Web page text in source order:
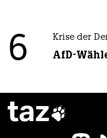
6 Krise der
AfD-
taz